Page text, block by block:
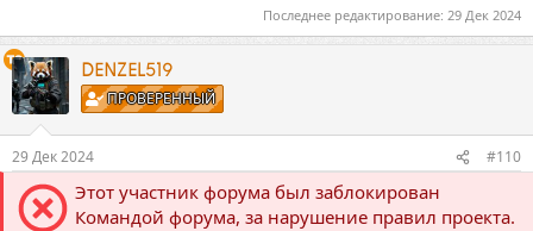
Последнее редактирование: 29 Дек 2024
DENZEL519
ПРОВЕРЕННЫЙ
29 Дек 2024 #110
Этот участник форума был заблокирован
Командой форума, за нарушение правил проекта.